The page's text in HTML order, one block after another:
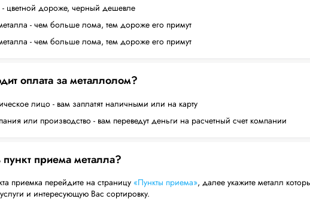
- цветной дороже, черный дешевле
- чем больше лома, тем дороже его примут
- чем больше лома, тем дороже его примут
оплата за металлолом?
лицо - вам заплатят наличными или на карту
или производство - вам переведут деньги на расчетный счет компании
приема металла?
приемка перейдите на страницу «Пункты приема», далее укажите металл
и интересующую Вас сортировку.